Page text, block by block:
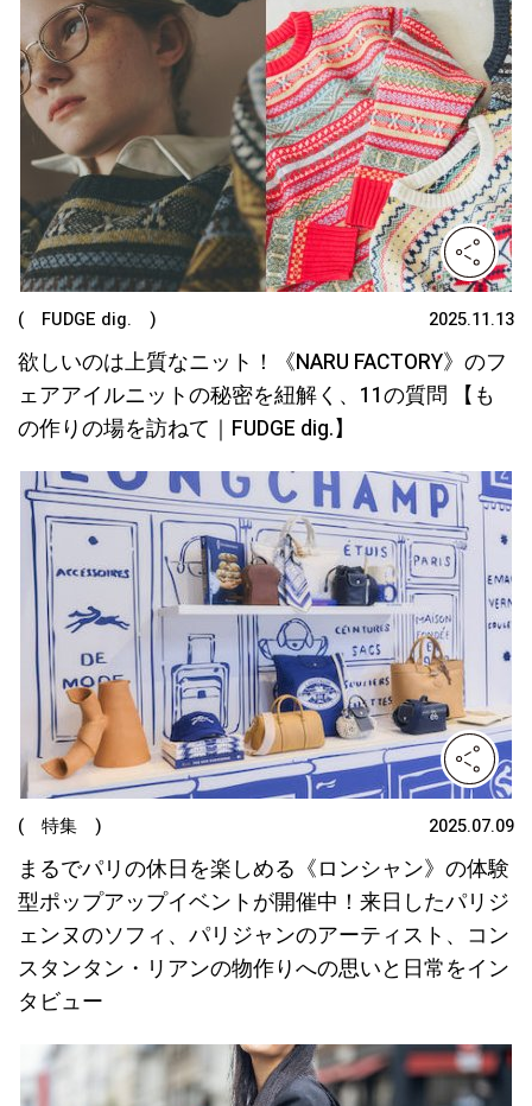
( FUDGE dig. ) 2025.11.13
欲しいのは上質なニット！《NARU FACTORY》のフ
ェアアイルニットの秘密を紐解く、11の質問 【も
の作りの場を訪ねて｜FUDGE dig.】
( 特集 ) 2025.07.09
まるでパリの休日を楽しめる《ロンシャン》の体験
型ポップアップイベントが開催中！来日したパリジ
ェンヌのソフィ、パリジャンのアーティスト、コン
スタンタン・リアンの物作りへの思いと日常をイン
タビュー